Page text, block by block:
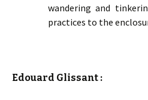
wandering and
practices to the
Edouard Glissant :